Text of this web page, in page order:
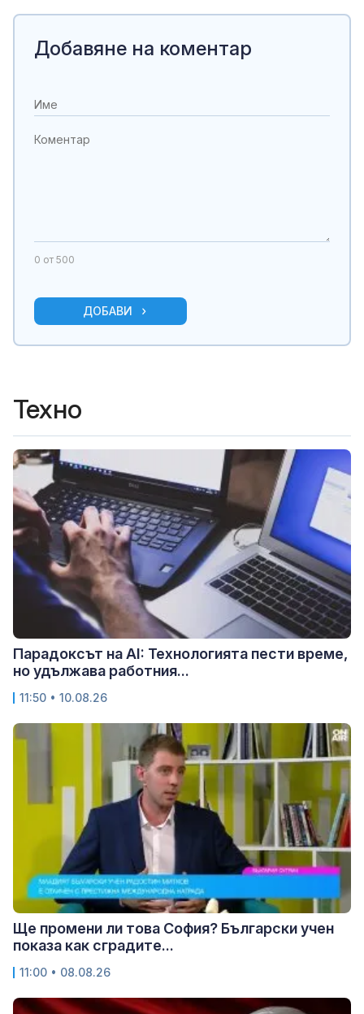
Добавяне на коментар
0 от 500
ДОБАВИ
Техно
Парадоксът на AI: Технологията пести време,
но удължава работния...
11:50 • 10.08.26
Ще промени ли това София? Български учен
показа как сградите...
11:00 • 08.08.26